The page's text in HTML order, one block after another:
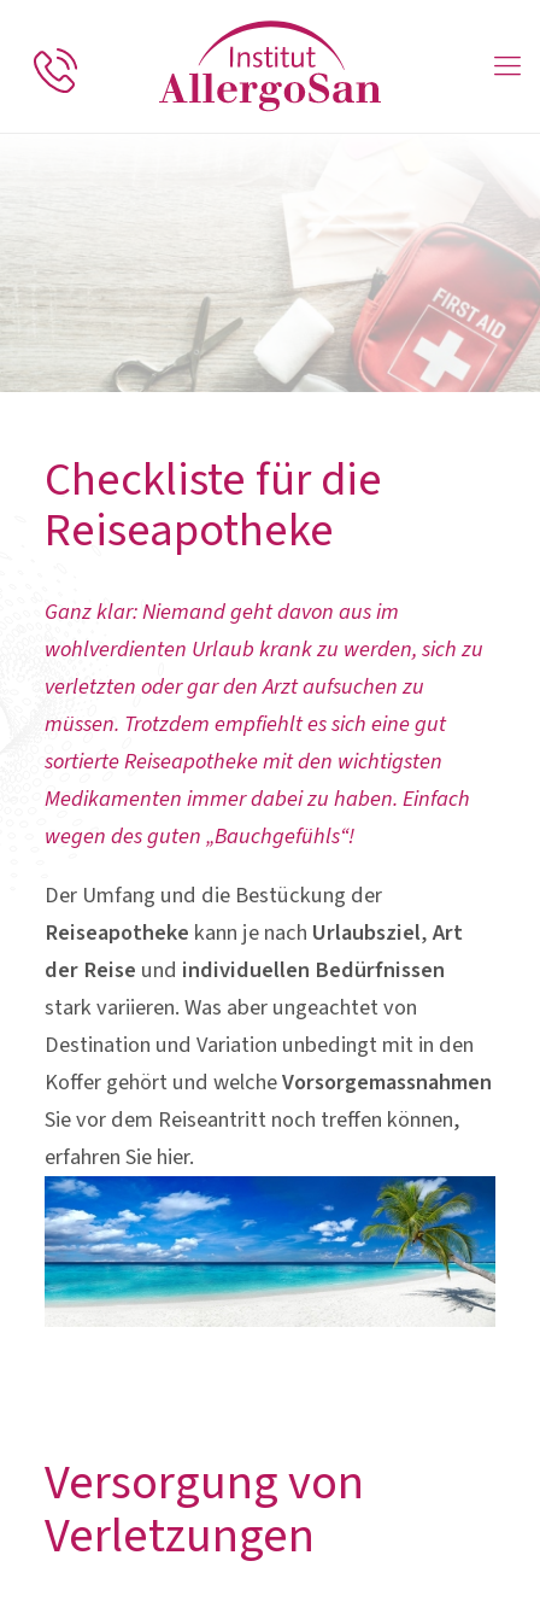
Checkliste für die
Reiseapotheke
Ganz klar: Niemand geht davon aus im
wohlverdienten Urlaub krank zu werden, sich zu
verletzten oder gar den Arzt aufsuchen zu
müssen. Trotzdem empfiehlt es sich eine gut
sortierte Reiseapotheke mit den wichtigsten
Medikamenten immer dabei zu haben. Einfach
wegen des guten „Bauchgefühls“!
Der Umfang und die Bestückung der
Reiseapotheke kann je nach Urlaubsziel,Art
der Reise und individuellen Bedürfnissen
stark variieren. Was aber ungeachtet von
Destination und Variation unbedingt mit in den
Koffer gehört und welcheVorsorgemassnahmen
Sie vor dem Reiseantritt noch treffen können,
erfahren Sie hier.
Versorgung von
Verletzungen